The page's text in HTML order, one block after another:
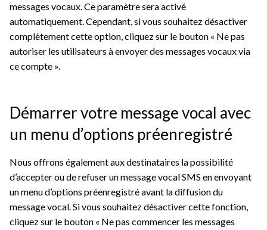
messages vocaux. Ce paramètre sera activé
automatiquement. Cependant, si vous souhaitez désactiver
complètement cette option, cliquez sur le bouton « Ne pas
autoriser les utilisateurs à envoyer des messages vocaux via
ce compte ».
Démarrer votre message vocal avec
un menu d’options préenregistré
Nous offrons également aux destinataires la possibilité
d’accepter ou de refuser un message vocal SMS en envoyant
un menu d’options préenregistré avant la diffusion du
message vocal. Si vous souhaitez désactiver cette fonction,
cliquez sur le bouton « Ne pas commencer les messages